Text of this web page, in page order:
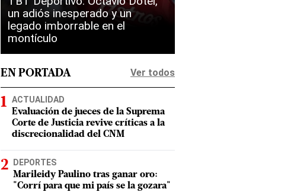
un adiós inesperado y un
legado imborrable en el
montículo
EN PORTADA Ver todos
ACTUALIDAD
Evaluación de jueces de la Suprema
Corte de Justicia revive críticas a la
discrecionalidad del CNM
DEPORTES
Marileidy Paulino tras ganar oro:
"Corrí para que mi país se la gozara"